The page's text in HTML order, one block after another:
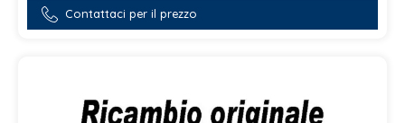
Contattaci per il prezzo